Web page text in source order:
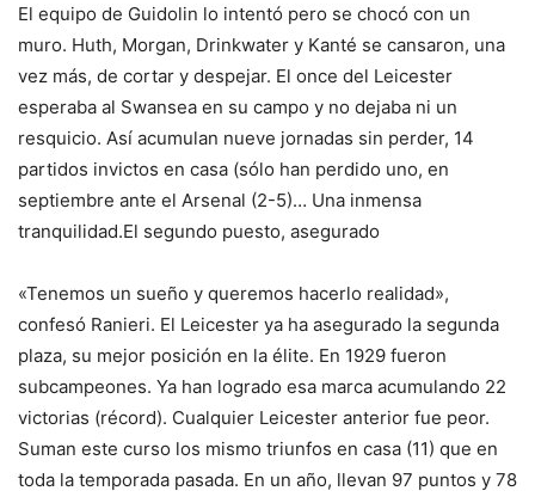
El equipo de Guidolin lo intentó pero se chocó con un
muro. Huth, Morgan, Drinkwater y Kanté se cansaron, una
vez más, de cortar y despejar. El once del Leicester
esperaba al Swansea en su campo y no dejaba ni un
resquicio. Así acumulan nueve jornadas sin perder, 14
partidos invictos en casa (sólo han perdido uno, en
septiembre ante el Arsenal (2-5)… Una inmensa
tranquilidad.El segundo puesto, asegurado
«Tenemos un sueño y queremos hacerlo realidad»,
confesó Ranieri. El Leicester ya ha asegurado la segunda
plaza, su mejor posición en la élite. En 1929 fueron
subcampeones. Ya han logrado esa marca acumulando 22
victorias (récord). Cualquier Leicester anterior fue peor.
Suman este curso los mismo triunfos en casa (11) que en
toda la temporada pasada. En un año, llevan 97 puntos y 78